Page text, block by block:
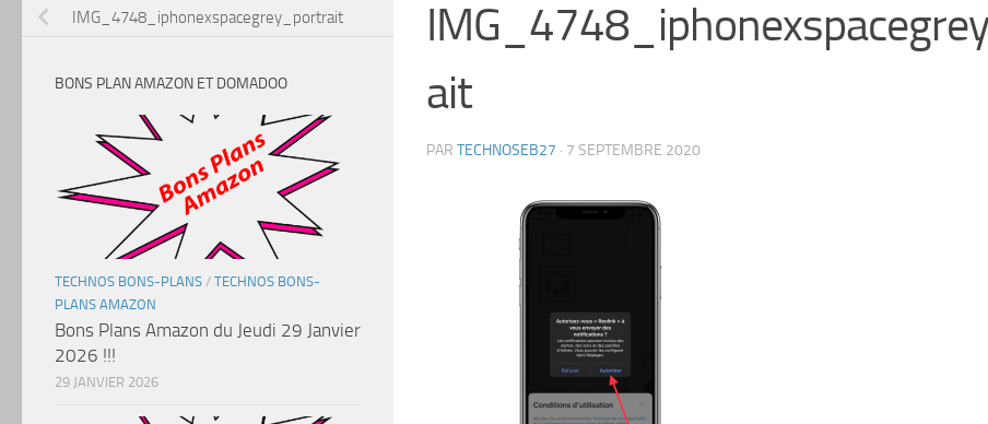
ait
PAR TECHNOSEB27 · 7 SEPTEMBRE 2020
IMG_4748_iphonexspacegrey_portrait
BONS PLAN AMAZON ET DOMADOO
TECHNOS BONS-PLANS / TECHNOS BONS-
PLANS AMAZON
Bons Plans Amazon du Jeudi 29 Janvier
2026 !!!
29 JANVIER 2026